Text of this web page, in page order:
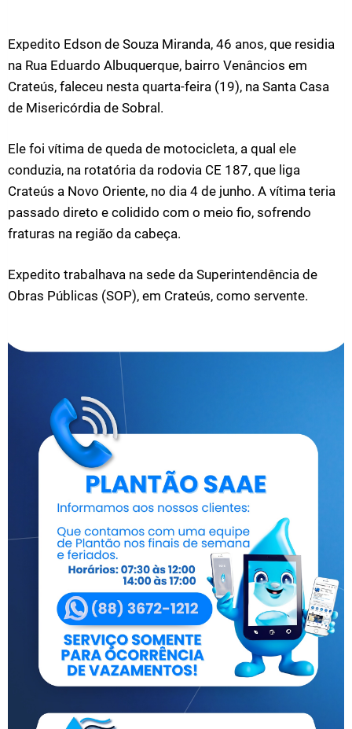
Expedito Edson de Souza Miranda, 46 anos, que residia
na Rua Eduardo Albuquerque, bairro Venâncios em
Crateús, faleceu nesta quarta-feira (19), na Santa Casa
de Misericórdia de Sobral.
Ele foi vítima de queda de motocicleta, a qual ele
conduzia, na rotatória da rodovia CE 187, que liga
Crateús a Novo Oriente, no dia 4 de junho. A vítima teria
passado direto e colidido com o meio fio, sofrendo
fraturas na região da cabeça.
Expedito trabalhava na sede da Superintendência de
Obras Públicas (SOP), em Crateús, como servente.